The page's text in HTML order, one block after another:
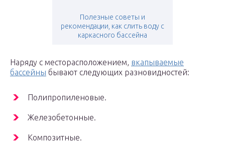
Полезные советы и
рекомендации, как слить воду с
каркасного бассейна
Наряду с месторасположением, вкапываемые
бассейны бывают следующих разновидностей:
Полипропиленовые.
Железобетонные.
Композитные.